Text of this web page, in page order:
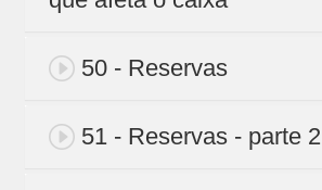
50 - Reservas
51 - Reservas - parte 2